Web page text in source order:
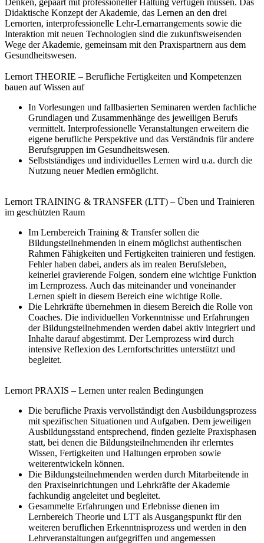
Didaktische Konzept der Akademie, das Lernen an den drei
Lernorten, interprofessionelle Lehr-Lernarrangements sowie die
Interaktion mit neuen Technologien sind die zukunftsweisenden
Wege der Akademie, gemeinsam mit den Praxispartnern aus dem
Gesundheitswesen.
Lernort THEORIE – Berufliche Fertigkeiten und Kompetenzen
bauen auf Wissen auf
In Vorlesungen und fallbasierten Seminaren werden fachliche
Grundlagen und Zusammenhänge des jeweiligen Berufs
vermittelt. Interprofessionelle Veranstal­tungen erweitern die
eigene berufliche Perspektive und das Verständnis für andere
Berufsgruppen im Gesundheitswesen.
Selbstständiges und individuelles Lernen wird u.a. durch die
Nutzung neuer Medien ermöglicht.
Lernort TRAINING & TRANSFER (LTT) – Üben und Trainieren
im geschützten Raum
Im Lernbereich Training & Transfer sollen die
Bildungsteilnehmenden in einem möglichst authentischen
Rahmen Fähigkeiten und Fertigkeiten trainieren und festigen.
Fehler haben dabei, anders als im realen Berufsleben,
keinerlei gravierende Folgen, sondern eine wichtige Funktion
im Lernprozess. Auch das miteinander und voneinander
Lernen spielt in diesem Bereich eine wichtige Rolle.
Die Lehrkräfte übernehmen in diesem Bereich die Rolle von
Coaches. Die individuellen Vorkenntnisse und Erfahrungen
der Bildungsteilnehmenden werden dabei aktiv integriert und
Inhalte darauf abgestimmt. Der Lernprozess wird durch
intensive Reflexion des Lernfort­schrittes unterstützt und
begleitet.
Lernort PRAXIS – Lernen unter realen Bedingungen
Die berufliche Praxis vervollständigt den Ausbildungsprozess
mit spezifischen Situationen und Aufgaben. Dem jeweiligen
Ausbildungsstand entsprechend, finden gezielte Praxisphasen
statt, bei denen die Bildungsteilnehmenden ihr erlerntes
Wissen, Fertigkeiten und Haltungen erproben sowie
weiterentwickeln können.
Die Bildungsteilnehmenden werden durch Mitarbeitende in
den Praxiseinrichtungen und Lehrkräfte der Akademie
fachkundig angeleitet und begleitet.
Gesammelte Erfahrungen und Erlebnisse dienen im
Lernbereich Theorie und LTT als Ausgangspunkt für den
weiteren beruflichen Erkenntnisprozess und werden in den
Lehrveranstaltungen aufgegriffen und angemessen